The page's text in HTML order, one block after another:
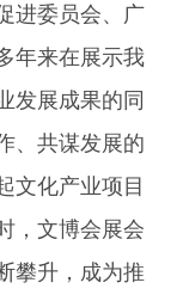
进委员会、广
年来在展示我
发展成果的同
、共谋发展的
文化产业项目
，文博会展会
攀升，成为推